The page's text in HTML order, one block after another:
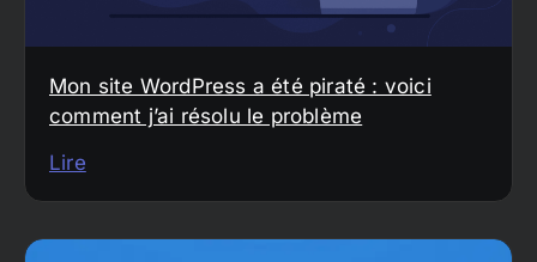
Mon site WordPress a été piraté : voici
comment j’ai résolu le problème
Lire